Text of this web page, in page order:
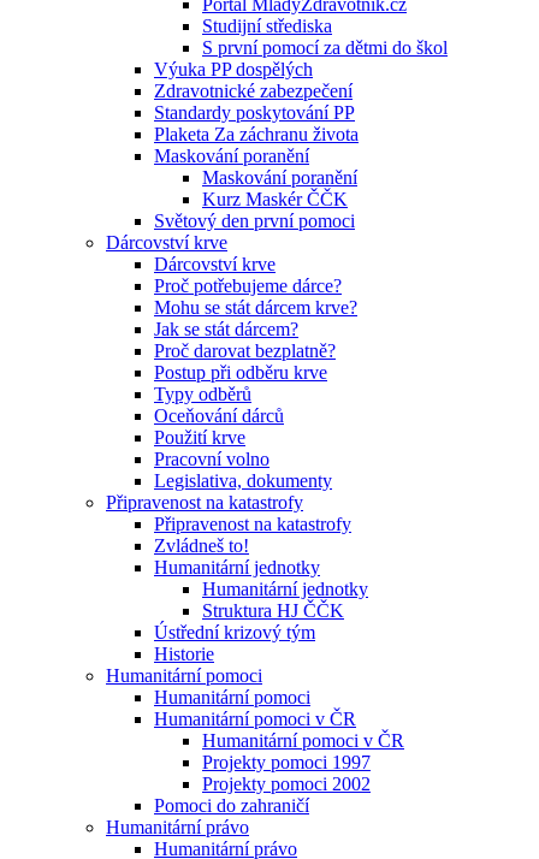
Portál MladyZdravotnik.cz
Studijní střediska
S první pomocí za dětmi do škol
Výuka PP dospělých
Zdravotnické zabezpečení
Standardy poskytování PP
Plaketa Za záchranu života
Maskování poranění
Maskování poranění
Kurz Maskér ČČK
Světový den první pomoci
Dárcovství krve
Dárcovství krve
Proč potřebujeme dárce?
Mohu se stát dárcem krve?
Jak se stát dárcem?
Proč darovat bezplatně?
Postup při odběru krve
Typy odběrů
Oceňování dárců
Použití krve
Pracovní volno
Legislativa, dokumenty
Připravenost na katastrofy
Připravenost na katastrofy
Zvládneš to!
Humanitární jednotky
Humanitární jednotky
Struktura HJ ČČK
Ústřední krizový tým
Historie
Humanitární pomoci
Humanitární pomoci
Humanitární pomoci v ČR
Humanitární pomoci v ČR
Projekty pomoci 1997
Projekty pomoci 2002
Pomoci do zahraničí
Humanitární právo
Humanitární právo